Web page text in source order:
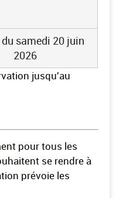
samedi 20 juin
2026
jusqu'au
pour tous les
se rendre à
prévoie les